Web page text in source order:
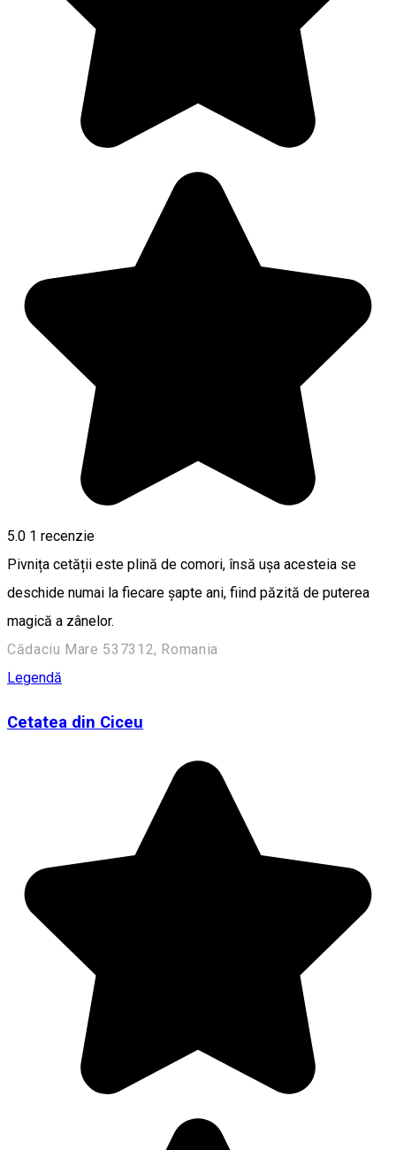
5.0 1 recenzie
Pivnița cetății este plină de comori, însă ușa acesteia se
deschide numai la fiecare șapte ani, fiind păzită de puterea
magică a zânelor.
Cădaciu Mare 537312, Romania
Legendă
Cetatea din Ciceu